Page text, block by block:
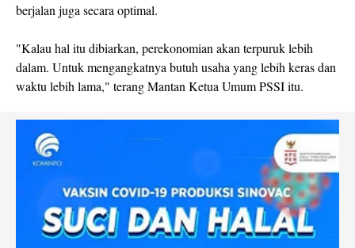
berjalan juga secara optimal.
"Kalau hal itu dibiarkan, perekonomian akan terpuruk lebih
dalam. Untuk mengangkatnya butuh usaha yang lebih keras dan
waktu lebih lama," terang Mantan Ketua Umum PSSI itu.